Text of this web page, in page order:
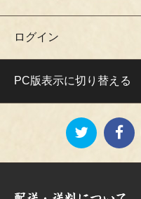
ログイン
PC版表示に切り替える